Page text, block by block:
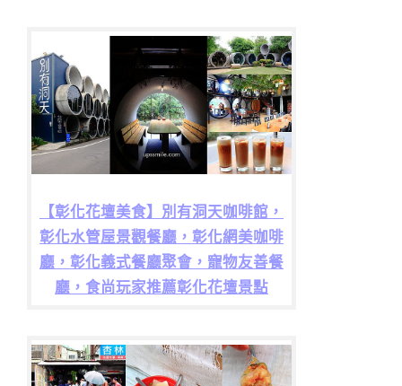
【彰化花壇美食】別有洞天咖啡館，
彰化水管屋景觀餐廳，彰化網美咖啡
廳，彰化義式餐廳聚會，寵物友善餐
廳，食尚玩家推薦彰化花壇景點